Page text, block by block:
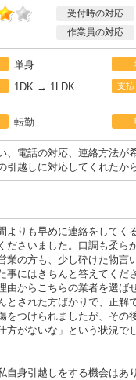
ポ
受付時の対応
作業員の対応
単身
1DK → 1LDK 支払
転勤
、電話の対応、連絡方法が
引越しに対応してくれたか
よりも早めに連絡をしてく
ださいました。口調も柔ら
業の方も、少し砕けた物言
事にはきちんと答えてくだ
由からこちらの業者を選ば
とされた方ばかりで、正解
をつけられましたが、その
方がないな」という状況で
自身引越しをする機会はあ